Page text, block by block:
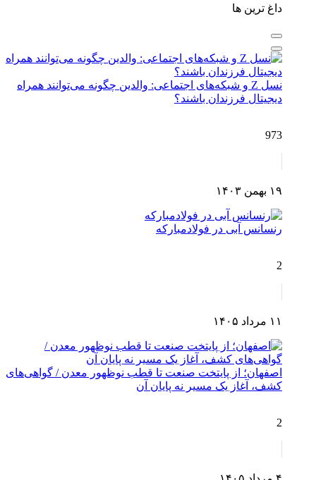
داغ ترین ها
نسل Z و شبکه‌های اجتماعی: والدین چگونه می‌توانند همراه
دیجیتال فرزندان باشند؟
973
۱۹ بهمن ۱۴۰۳
رنسانس آبی در فولادمبارکه
2
۱۱ مرداد ۱۴۰۵
اصفهان؛ از پایتخت صنعت تا قطب نوظهور معدن / گواهی‌های
کشف، آغاز یک مسیر نه پایان آن
2